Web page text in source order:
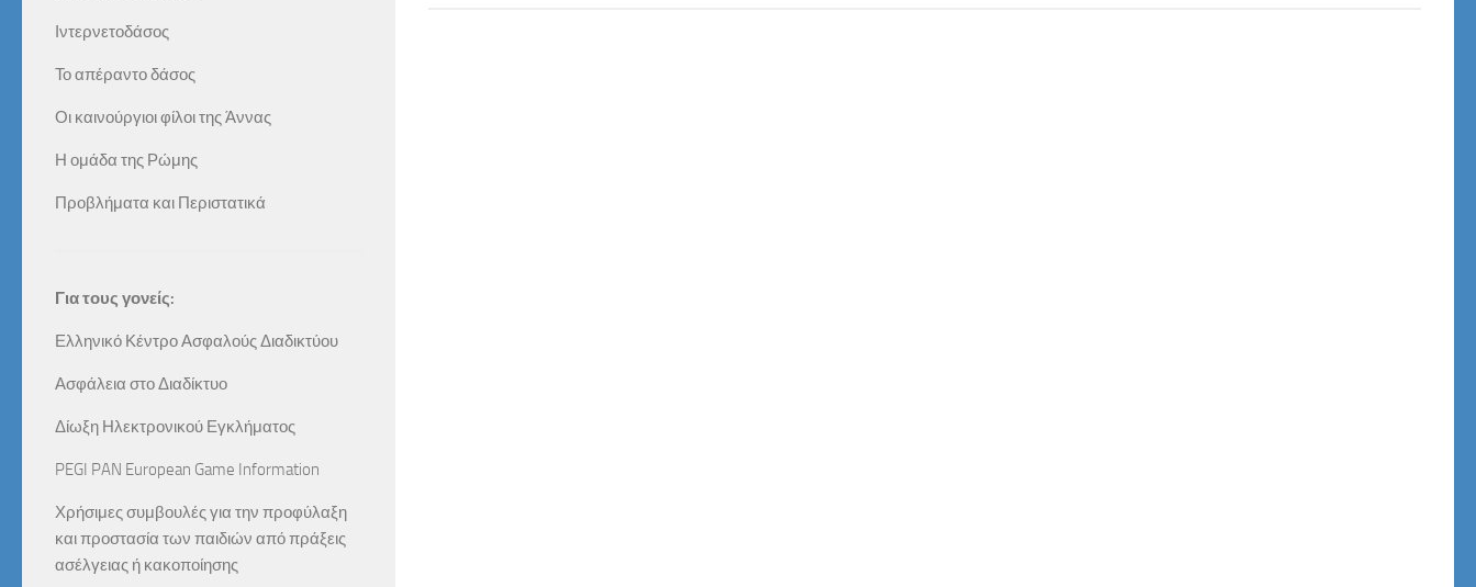
Ιντερνετοδάσος
Το απέραντο δάσος
Οι καινούργιοι φίλοι της Άννας
Η ομάδα της Ρώμης
Προβλήματα και Περιστατικά
Για τους γονείς:
Ελληνικό Κέντρο Ασφαλούς Διαδικτύου
Ασφάλεια στο Διαδίκτυο
Δίωξη Ηλεκτρονικού Εγκλήματος
PEGI PAN European Game Information
Χρήσιμες συμβουλές για την προφύλαξη
και προστασία των παιδιών από πράξεις
ασέλγειας ή κακοποίησης